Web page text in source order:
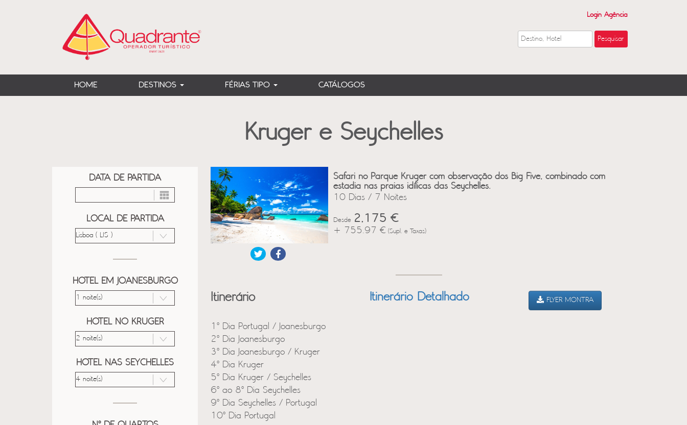
Login Agência
HOME DESTINOS FÉRIAS TIPO CATÁLOGOS
Kruger e Seychelles
DATA DE PARTIDA
LOCAL DE PARTIDA
HOTEL EM JOANESBURGO
HOTEL NO KRUGER
HOTEL NAS SEYCHELLES
Safari no Parque Kruger com observação dos Big Five, combinado com
estadia nas praias idílicas das Seychelles.
10 Dias / 7 Noites
Desde 2,175 €
+ 755.97 € (Supl. e Taxas)
Itinerário Itinerário Detalhado FLYER MONTRA
1º Dia Portugal / Joanesburgo
2º Dia Joanesburgo
3º Dia Joanesburgo / Kruger
4º Dia Kruger
5º Dia Kruger / Seychelles
6º ao 8º Dia Seychelles
9º Dia Seychelles / Portugal
10º Dia Portugal